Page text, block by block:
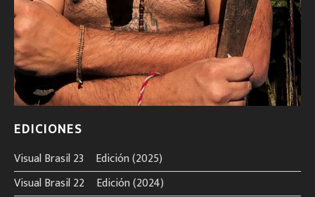
EDICIONES
Visual Brasil 23º Edición (2025)
Visual Brasil 22º Edición (2024)